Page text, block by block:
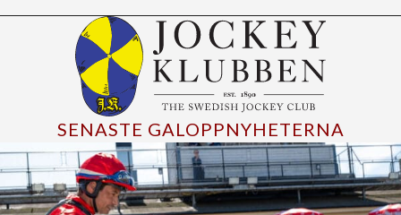
SENASTE GALOPPNYHETERNA